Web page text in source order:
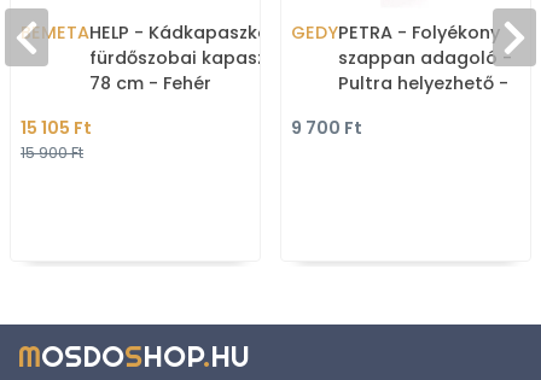
BEMETAHELP - Kádkapaszkodó,
fürdőszobai kapaszkodó,
78 cm - Fehér
15 105 Ft
15 900 Ft
GEDYPETRA - Folyékony
szappan adagoló -
Pultra helyezhető -
9 700 Ft
MOSDOSHOP.HU